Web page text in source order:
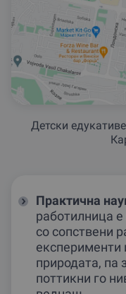
Детски
Практична
работилница
со сопствени
експерименти
природата, па
поттикни го